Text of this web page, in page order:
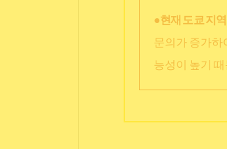
●현재 도쿄 지
문의가 증가하
능성이 높기